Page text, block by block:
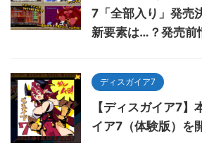
7「全部入り」発売
新要素は…？発売前
ディスガイア7
【ディスガイア7】
イア7（体験版）を